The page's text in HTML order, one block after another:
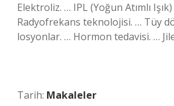
Elektroliz. … IPL (Yoğun Atımlı
Radyofrekans teknolojisi. … Tüy
losyonlar. … Hormon tedavisi. …
Tarih: Makaleler